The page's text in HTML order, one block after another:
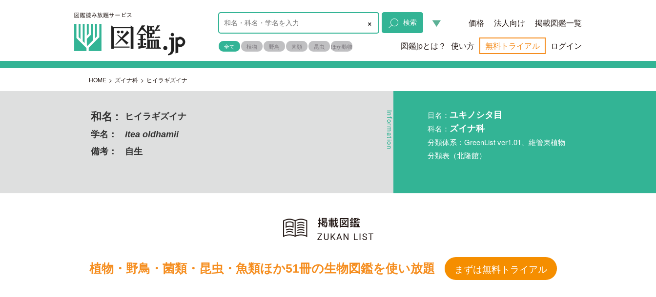
× 検索
全て 植物 野鳥 菌類 昆虫 ほか動物
価格 法人向け 掲載図鑑一覧
図鑑jpとは？ 使い方 無料トライアル ログイン
HOME > ズイナ科 > ヒイラギズイナ
和名 :
ヒイラギズイナ
学名：
Itea oldhamii
備考：
自生
目名：ユキノシタ目
科名： ズイナ科
分類体系：GreenList ver1.01、維管束植物
分類表（北隆館）
植物・野鳥・菌類・昆虫・魚類ほか51冊の生物図鑑を使い放題 まずは無料トライアル